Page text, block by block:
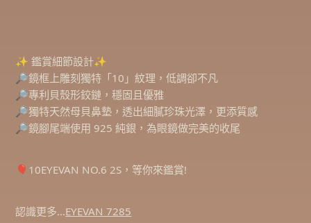
✨ 鑑賞細節設計✨
🔎鏡框上雕刻獨特「10」紋理，低調卻不凡
🔎專利貝殼形鉸鏈，穩固且優雅
🔎獨特天然母貝鼻墊，透出細膩珍珠光澤，更添質感
🔎鏡腳尾端使用 925 純銀，為眼鏡做完美的收尾
🎈10EYEVAN NO.6 2S，等你來鑑賞!
認識更多…EYEVAN 7285